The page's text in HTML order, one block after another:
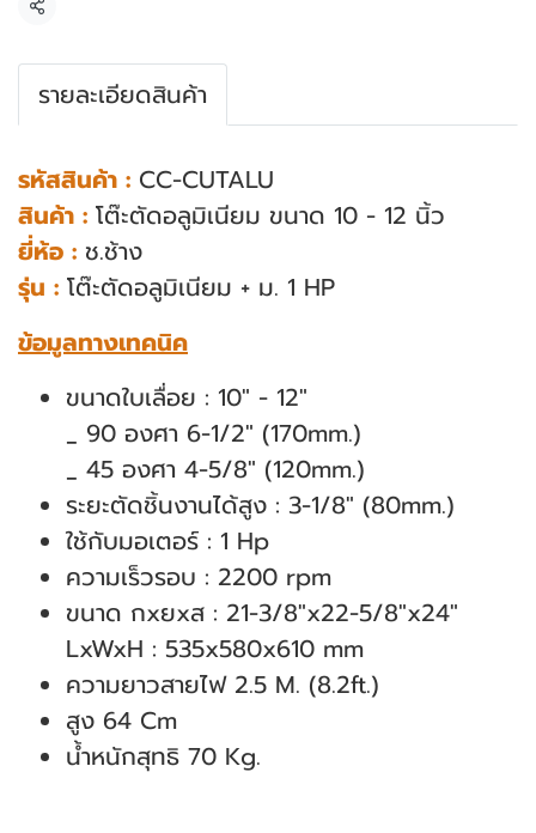
แชร์
รายละเอียดสินค้า
รหัสสินค้า : CC-CUTALU
สินค้า : โต๊ะตัดอลูมิเนียม ขนาด 10 - 12 นิ้ว
ยี่ห้อ : ช.ช้าง
รุ่น : โต๊ะตัดอลูมิเนียม + ม. 1 HP
ข้อมูลทางเทคนิค
ขนาดใบเลื่อย : 10" - 12"
_ 90 องศา 6-1/2" (170mm.)
_ 45 องศา 4-5/8" (120mm.)
ระยะตัดชิ้นงานได้สูง : 3-1/8" (80mm.)
ใช้กับมอเตอร์ : 1 Hp
ความเร็วรอบ : 2200 rpm
ขนาด กxยxส : 21-3/8"x22-5/8"x24"
LxWxH : 535x580x610 mm
ความยาวสายไฟ 2.5 M. (8.2ft.)
สูง 64 Cm
น้ำหนักสุทธิ 70 Kg.